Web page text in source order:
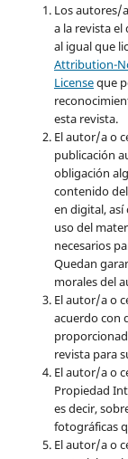
Los autores/
a la revista
al igual que
Attribution-
Licenseque
esta revista.
El autor/a o
publicación
obligación
contenido
en digital, así
uso del
necesarios
Quedan
morales del
El autor/a o
acuerdo con
revista para
El autor/a o
Propiedad
es decir,
fotográficas
El autor/a o